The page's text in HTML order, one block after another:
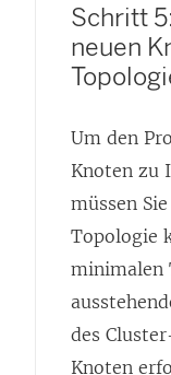
Schritt
neuen
Um den
Knoten zu
müssen
Topologie
minimalen
des
Knoten